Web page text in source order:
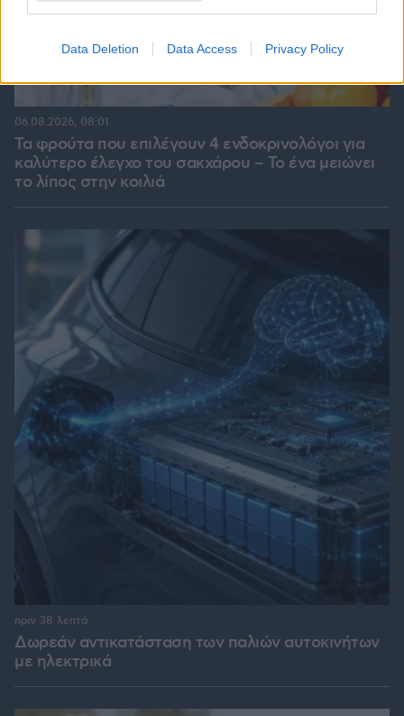
Data Deletion Data Access Privacy Policy
Τα φρούτα που επιλέγουν 4 ενδοκρινολόγοι για
καλύτερο έλεγχο του σακχάρου – Το ένα μειώνει
το λίπος στην κοιλιά
06.08.2026, 08:01
Δωρεάν αντικατάσταση των παλιών αυτοκινήτων
με ηλεκτρικά
πριν 38 λεπτά